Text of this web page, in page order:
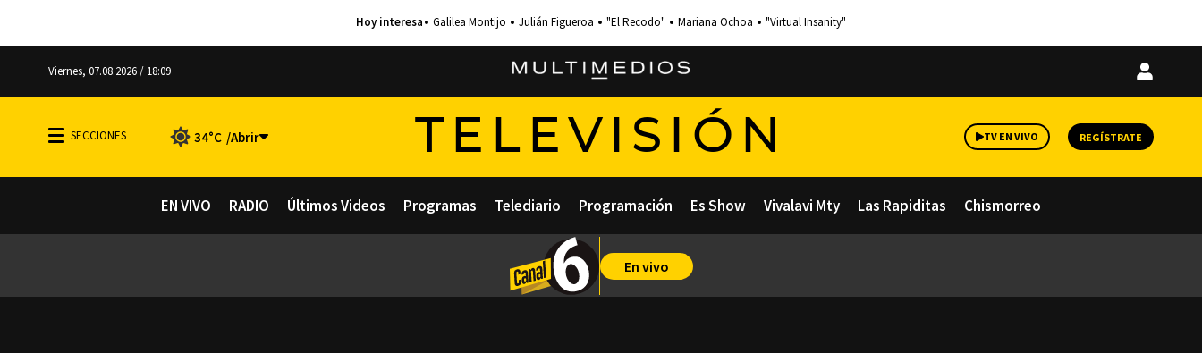
Galilea Montijo Julián Figueroa "El Recodo" Mariana Ochoa "Virtual Insanity"
Viernes, 07.08.2026 / 18:09
Iniciar
34°C TELEVISIÓN TV EN VIVO REGÍSTRATE
EN VIVO RADIO Últimos Videos Programas Telediario Programación Es Show Vivalavi Mty Las Rapiditas Chismorreo
En vivo